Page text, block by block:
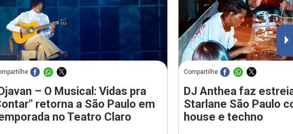
– O Musical: Vidas pra
retorna a São Paulo em
no Teatro Claro
Compartilhe
DJ Anthea faz
Starlane São Paulo
house e techno